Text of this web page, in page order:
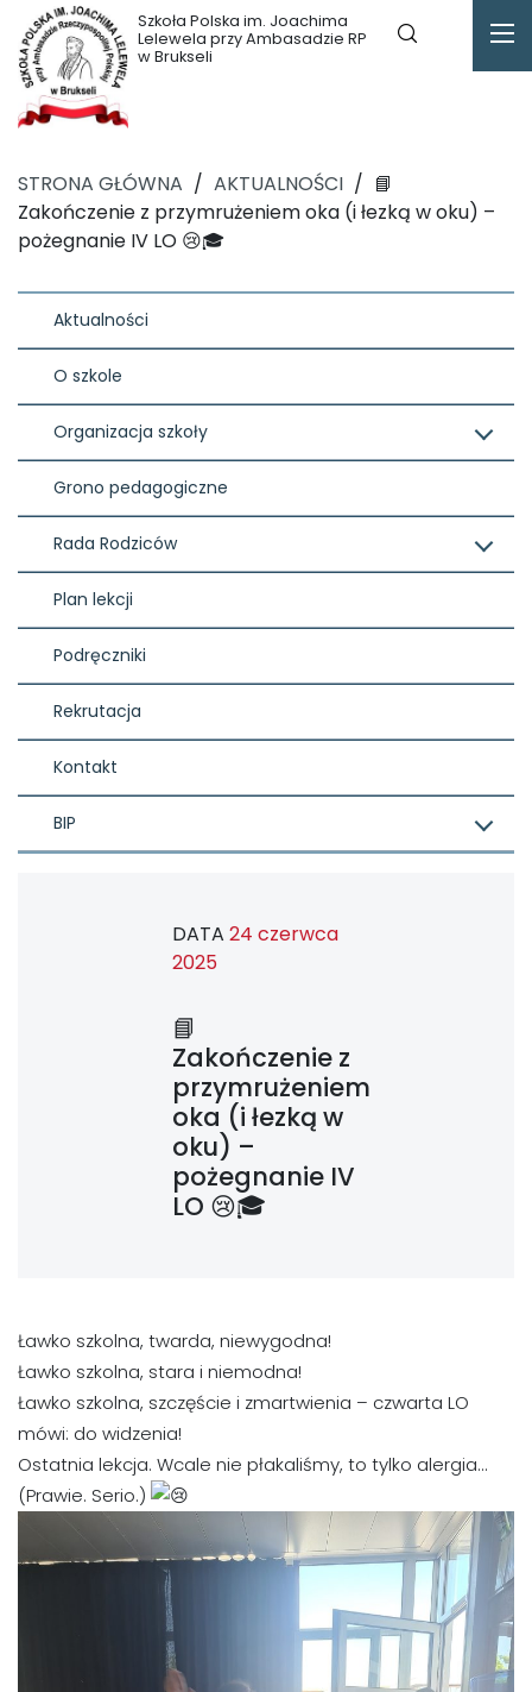
Szkoła Polska im. Joachima
Lelewela przy Ambasadzie RP
w Brukseli
STRONA GŁÓWNA / AKTUALNOŚCI / 📘
Zakończenie z przymrużeniem oka (i łezką w oku) –
pożegnanie IV LO 😢🎓
Aktualności
O szkole
Organizacja szkoły
Grono pedagogiczne
Rada Rodziców
Plan lekcji
Podręczniki
Rekrutacja
Kontakt
BIP
DATA 24 czerwca
2025
📘
Zakończenie z
przymrużeniem
oka (i łezką w
oku) –
pożegnanie IV
LO 😢🎓
Ławko szkolna, twarda, niewygodna!
Ławko szkolna, stara i niemodna!
Ławko szkolna, szczęście i zmartwienia – czwarta LO
mówi: do widzenia!
Ostatnia lekcja. Wcale nie płakaliśmy, to tylko alergia…
(Prawie. Serio.)